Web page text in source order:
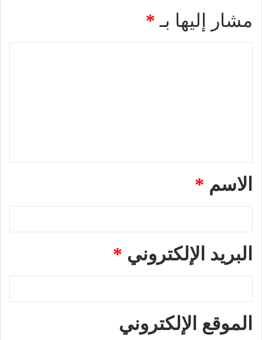
مشار إليها بـ *
*الاسم *
البريد الإلكتروني *
الموقع الإلكتروني